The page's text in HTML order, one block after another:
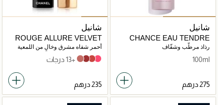
شانيل
CHANCE EAU TENDRE
رذاذ مرطّب وشفّاف
100ml
شانيل
ROUGE ALLURE VELVET
أحمر شفاه مشرق وخالٍ من اللمعية
INTENSE
LÉGENDAIRE
PARADOXALE
INTUITIVE
+13 درجات